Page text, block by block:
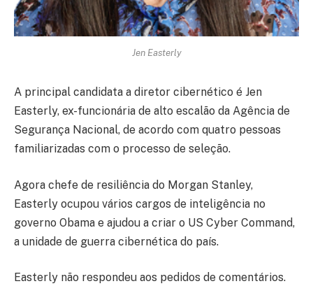
Jen Easterly
A principal candidata a diretor cibernético é Jen
Easterly, ex-funcionária de alto escalão da Agência de
Segurança Nacional, de acordo com quatro pessoas
familiarizadas com o processo de seleção.
Agora chefe de resiliência do Morgan Stanley,
Easterly ocupou vários cargos de inteligência no
governo Obama e ajudou a criar o US Cyber ​​Command,
a unidade de guerra cibernética do país.
Easterly não respondeu aos pedidos de comentários.